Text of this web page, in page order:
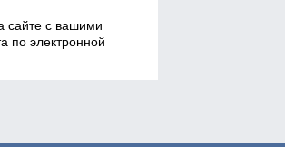
сайте с вашими
по электронной